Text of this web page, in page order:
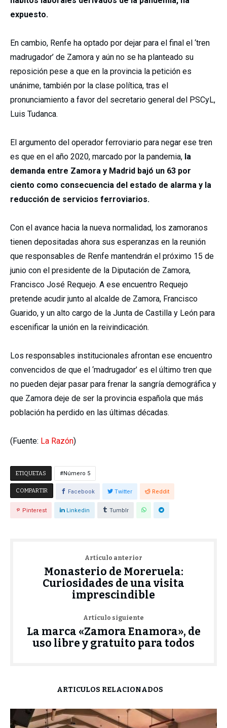
expuesto.
En cambio, Renfe ha optado por dejar para el final el ‘tren
madrugador’ de Zamora y aún no se ha planteado su
reposición pese a que en la provincia la petición es
unánime, también por la clase política, tras el
pronunciamiento a favor del secretario general del PSCyL,
Luis Tudanca.
El argumento del operador ferroviario para negar ese tren
es que en el año 2020, marcado por la pandemia, la
demanda entre Zamora y Madrid bajó un 63 por
ciento como consecuencia del estado de alarma y la
reducción de servicios ferroviarios.
Con el avance hacia la nueva normalidad, los zamoranos
tienen depositadas ahora sus esperanzas en la reunión
que responsables de Renfe mantendrán el próximo 15 de
junio con el presidente de la Diputación de Zamora,
Francisco José Requejo. A ese encuentro Requejo
pretende acudir junto al alcalde de Zamora, Francisco
Guarido, y un alto cargo de la Junta de Castilla y León para
escenificar la unión en la reivindicación.
Los responsables institucionales afrontan ese encuentro
convencidos de que el ‘madrugador’ es el último tren que
no pueden dejar pasar para frenar la sangría demográfica y
que Zamora deje de ser la provincia española que más
población ha perdido en las últimas décadas.
(Fuente: La Razón)
ETIQUETAS Número 5
COMPARTIR Facebook Twitter Reddit
Pinterest Linkedin Tumblr
Artículo anterior
Monasterio de Moreruela:
Curiosidades de una visita
imprescindible
Artículo siguiente
La marca «Zamora Enamora», de
uso libre y gratuito para todos
ARTÍCULOS RELACIONADOS